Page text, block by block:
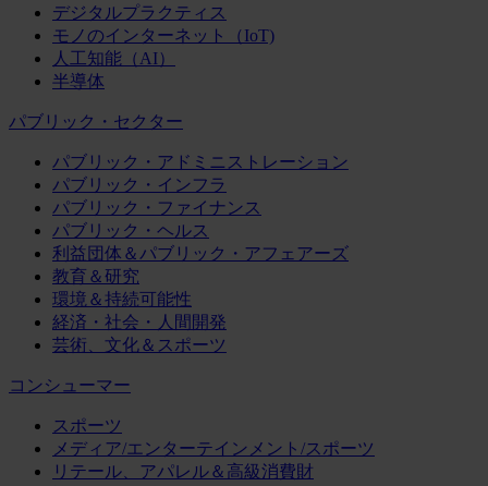
デジタルプラクティス
モノのインターネット（IoT)
人工知能（AI）
半導体
パブリック・セクター
パブリック・アドミニストレーション
パブリック・インフラ
パブリック・ファイナンス
パブリック・ヘルス
利益団体＆パブリック・アフェアーズ
教育＆研究
環境＆持続可能性
経済・社会・人間開発
芸術、文化＆スポーツ
コンシューマー
スポーツ
メディア/エンターテインメント/スポーツ
リテール、アパレル＆高級消費財